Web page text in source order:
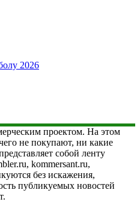
2026
проектом. На этом
не покупают, ни какие
собой ленту
kommersant.ru,
без искажения,
публикуемых новостей